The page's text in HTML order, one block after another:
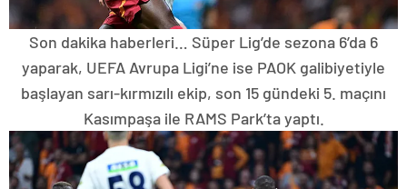
Son dakika haberleri… Süper Lig’de sezona 6’da 6
yaparak, UEFA Avrupa Ligi’ne ise PAOK galibiyetiyle
başlayan sarı-kırmızılı ekip, son 15 gündeki 5. maçını
Kasımpaşa ile RAMS Park’ta yaptı.